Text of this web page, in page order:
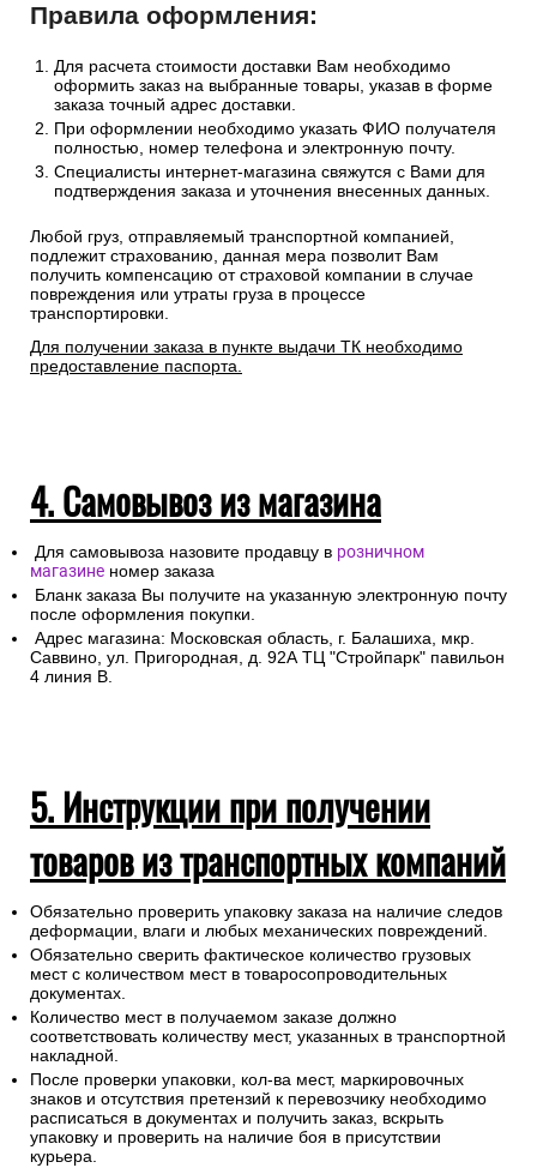
Правила оформления:
Для расчета стоимости доставки Вам необходимо
оформить заказ на выбранные товары, указав в форме
заказа точный адрес доставки.
При оформлении необходимо указать ФИО получателя
полностью, номер телефона и электронную почту.
Специалисты интернет-магазина свяжутся с Вами для
подтверждения заказа и уточнения внесенных данных.
Любой груз, отправляемый транспортной компанией,
подлежит страхованию, данная мера позволит Вам
получить компенсацию от страховой компании в случае
повреждения или утраты груза в процессе
транспортировки.
Для получении заказа в пункте выдачи ТК необходимо
предоставление паспорта.
4. Самовывоз из магазина
Для самовывоза назовите продавцу в розничном
магазине номер заказа
Бланк заказа Вы получите на указанную электронную почту
после оформления покупки.
Адрес магазина: Московская область, г. Балашиха, мкр.
Саввино, ул. Пригородная, д. 92А ТЦ "Стройпарк" павильон
4 линия В.
5. Инструкции при получении
товаров из транспортных компаний
Обязательно проверить упаковку заказа на наличие следов
деформации, влаги и любых механических повреждений.
Обязательно сверить фактическое количество грузовых
мест с количеством мест в товаросопроводительных
документах.
Количество мест в получаемом заказе должно
соответствовать количеству мест, указанных в транспортной
накладной.
После проверки упаковки, кол-ва мест, маркировочных
знаков и отсутствия претензий к перевозчику необходимо
расписаться в документах и получить заказ, вскрыть
упаковку и проверить на наличие боя в присутствии
курьера.